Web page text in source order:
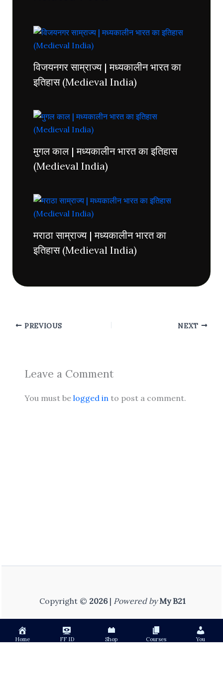
विजयनगर साम्राज्य | मध्यकालीन भारत का
इतिहास (Medieval India)
मुगल काल | मध्यकालीन भारत का इतिहास
(Medieval India)
मराठा साम्राज्य | मध्यकालीन भारत का
इतिहास (Medieval India)
PREVIOUS NEXT
Leave a Comment
You must be logged in to post a comment.
Copyright © 2026| Powered by My B21
Home FF ID Shop Courses You